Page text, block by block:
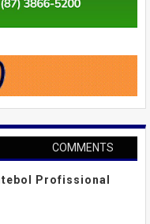
COMMENTS
Profissional